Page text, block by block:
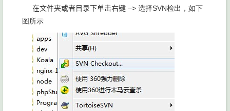
在文件夹或者目录下单击右键 –> 选择SVN检出，如下
图所示